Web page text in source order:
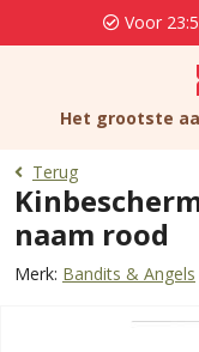
Voor
Het grootste
Terug
naam rood
Merk: Bandits & Angels